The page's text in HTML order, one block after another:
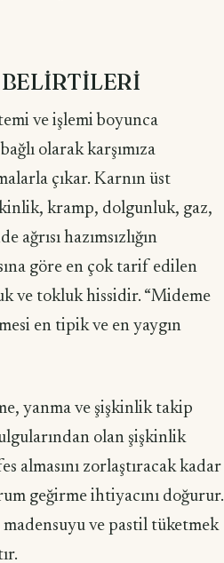
ve işlemi boyunca
olarak karşımıza
çıkar. Karnın üst
kramp, dolgunluk, gaz,
ağrısı hazımsızlığın
göre en çok tarif edilen
ve tokluk hissidir. “Mideme
en tipik ve en yaygın
yanma ve şişkinlik takip
olan şişkinlik
almasını zorlaştıracak kadar
geğirme ihtiyacını doğurur.
ve pastil tüketmek